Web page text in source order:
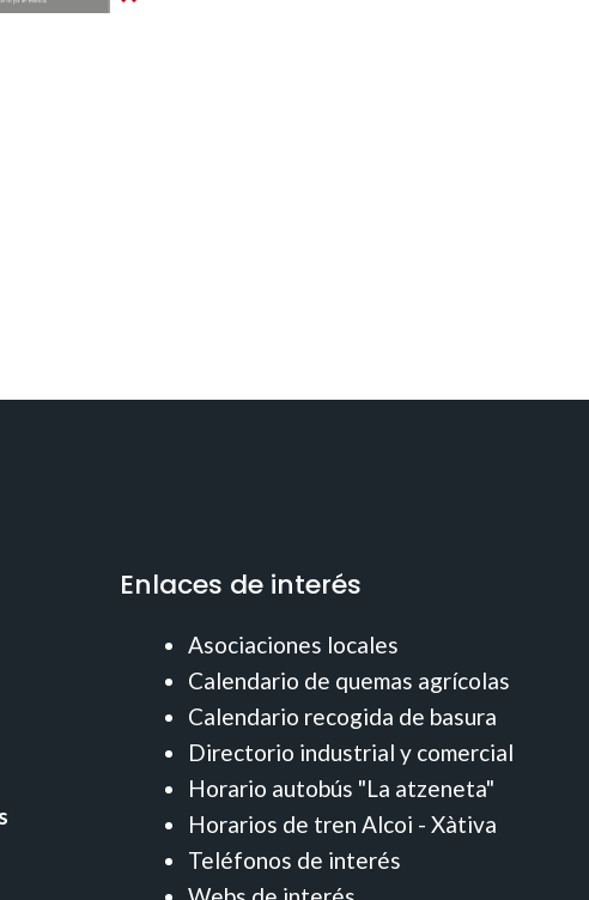
Enlaces de interés
Asociaciones locales
Calendario de quemas agrícolas
Calendario recogida de basura
Directorio industrial y comercial
Horario autobús "La atzeneta"
Horarios de tren Alcoi - Xàtiva
Teléfonos de interés